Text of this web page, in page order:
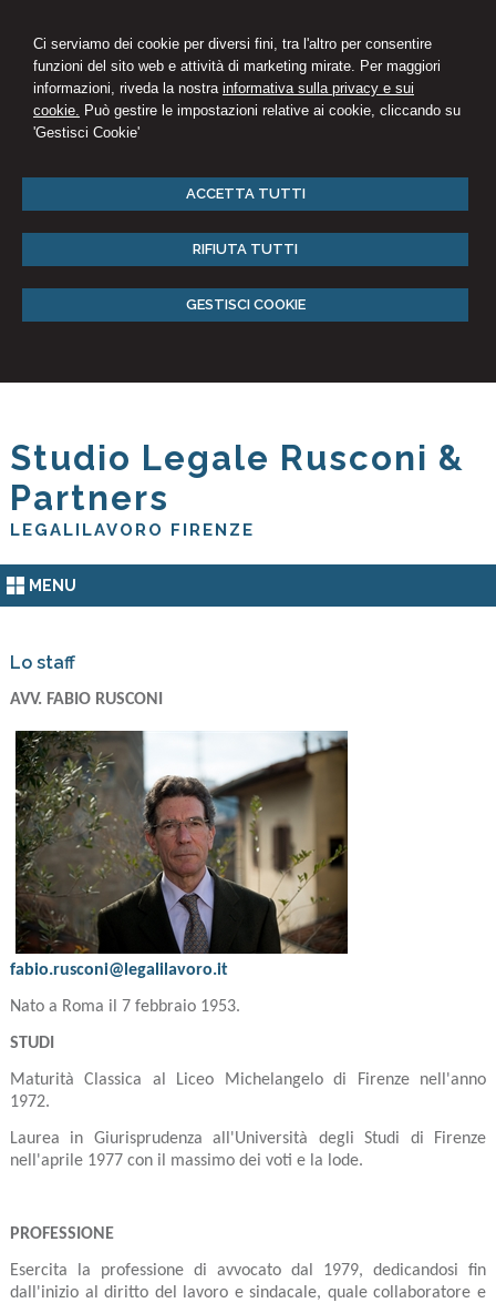
Ci serviamo dei cookie per diversi fini, tra l'altro per consentire
funzioni del sito web e attività di marketing mirate. Per maggiori
informazioni, riveda la nostra informativa sulla privacy e sui
cookie. Può gestire le impostazioni relative ai cookie, cliccando su
'Gestisci Cookie'
ACCETTA TUTTI
RIFIUTA TUTTI
GESTISCI COOKIE
Studio Legale Rusconi &
Partners
LEGALILAVORO FIRENZE
MENU
Lo staff
AVV. FABIO RUSCONI
fabio.rusconi@legalilavoro.it
Nato a Roma il 7 febbraio 1953.
STUDI
Maturità Classica al Liceo Michelangelo di Firenze nell'anno
1972.
Laurea in Giurisprudenza all'Università degli Studi di Firenze
nell'aprile 1977 con il massimo dei voti e la lode.
PROFESSIONE
Esercita la professione di avvocato dal 1979, dedicandosi fin
dall'inizio al diritto del lavoro e sindacale, quale collaboratore e